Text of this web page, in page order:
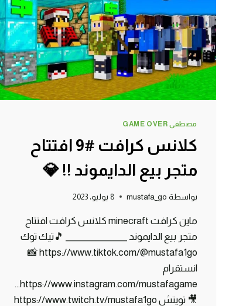
مصطفى GAME OVER
كلانس كرافت #9 افتتاح
متجر بيع الدايموند !! 💎
بواسطة mustafa_go 8 يوليو، 2023
ماين كرافت minecraft كلانس كرافت افتتاح
متجر بيع الدايموند _______________ 🎵تيك توك
https://www.tiktok.com/@mustafa1go 📸
انستقرام
https://www.instagram.com/mustafagame…
🎥 تويتش https://www.twitch.tv/mustafa1go